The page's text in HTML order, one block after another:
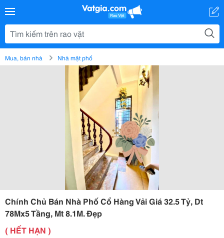
Mua, bán nhà Nhà mặt phố
Chính Chủ Bán Nhà Phố Cổ Hàng Vải Giá 32.5 Tỷ, Dt
78Mx5 Tầng, Mt 8.1M. Đẹp
( HẾT HẠN )